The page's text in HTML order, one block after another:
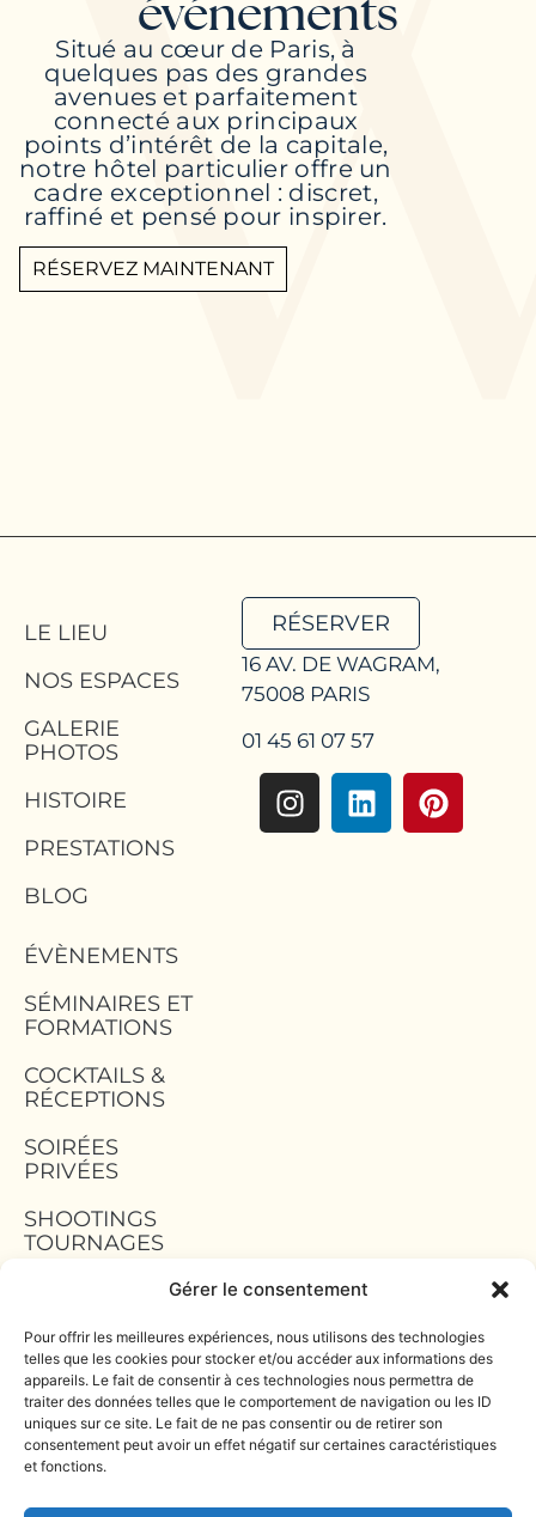
Gérer le consentement
Pour offrir les meilleures expériences, nous utilisons des technologies
telles que les cookies pour stocker et/ou accéder aux informations des
appareils. Le fait de consentir à ces technologies nous permettra de
traiter des données telles que le comportement de navigation ou les ID
uniques sur ce site. Le fait de ne pas consentir ou de retirer son
consentement peut avoir un effet négatif sur certaines caractéristiques
et fonctions.
événements
Situé au cœur de Paris, à
quelques pas des grandes
avenues et parfaitement
connecté aux principaux
points d’intérêt de la capitale,
notre hôtel particulier offre un
cadre exceptionnel : discret,
raffiné et pensé pour inspirer.
RÉSERVEZ MAINTENANT
LE LIEU
NOS ESPACES
GALERIE
PHOTOS
HISTOIRE
PRESTATIONS
BLOG
ÉVÈNEMENTS
SÉMINAIRES ET
FORMATIONS
COCKTAILS &
RÉCEPTIONS
SOIRÉES
PRIVÉES
SHOOTINGS
TOURNAGES
TEAM BUILDING
MENTIONS
LÉGALES
POLITIQUE DE
CONFIDENTIALITÉ
RÉSERVER
16 AV. DE WAGRAM,
75008 PARIS
01 45 61 07 57